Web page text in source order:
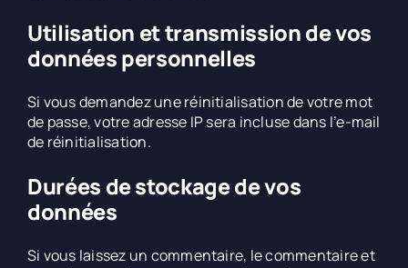
Utilisation et transmission de vos
données personnelles
Si vous demandez une réinitialisation de votre mot
de passe, votre adresse IP sera incluse dans l’e-mail
de réinitialisation.
Durées de stockage de vos
données
Si vous laissez un commentaire, le commentaire et